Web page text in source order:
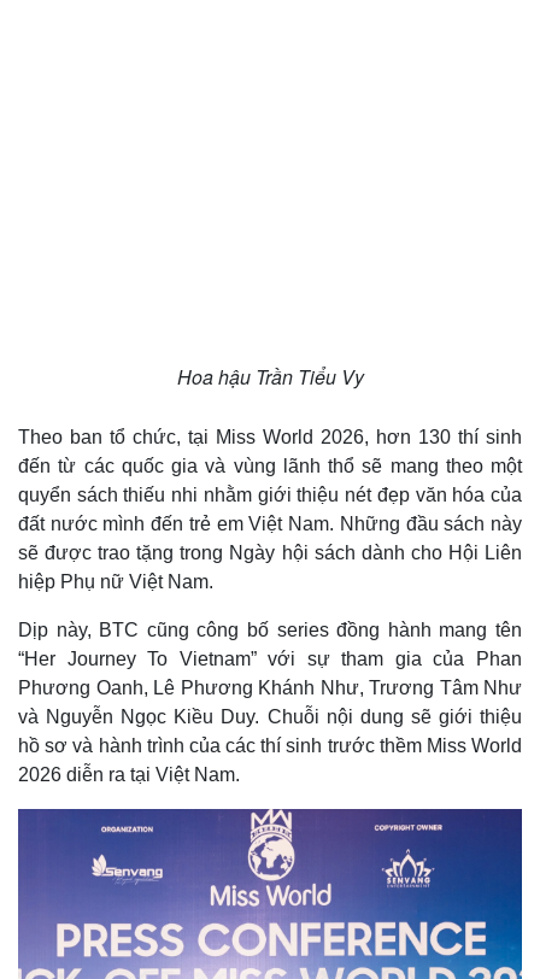
Hoa hậu Trần Tiểu Vy
Theo ban tổ chức, tại Miss World 2026, hơn 130 thí sinh
đến từ các quốc gia và vùng lãnh thổ sẽ mang theo một
quyển sách thiếu nhi nhằm giới thiệu nét đẹp văn hóa của
đất nước mình đến trẻ em Việt Nam. Những đầu sách này
sẽ được trao tặng trong Ngày hội sách dành cho Hội Liên
hiệp Phụ nữ Việt Nam.
Dịp này, BTC cũng công bố series đồng hành mang tên
“Her Journey To Vietnam” với sự tham gia của Phan
Phương Oanh, Lê Phương Khánh Như, Trương Tâm Như
và Nguyễn Ngọc Kiều Duy. Chuỗi nội dung sẽ giới thiệu
hồ sơ và hành trình của các thí sinh trước thềm Miss World
2026 diễn ra tại Việt Nam.